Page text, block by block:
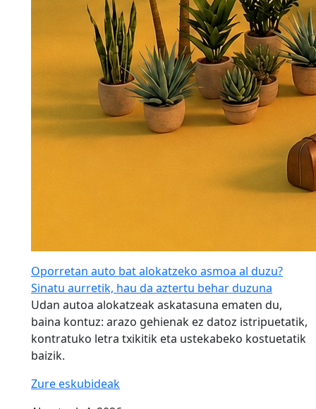
Oporretan auto bat alokatzeko asmoa al duzu?
Sinatu aurretik, hau da aztertu behar duzuna
Udan autoa alokatzeak askatasuna ematen du,
baina kontuz: arazo gehienak ez datoz istripuetatik,
kontratuko letra txikitik eta ustekabeko kostuetatik
baizik.
Zure eskubideak